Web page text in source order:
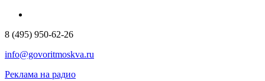
8 (495) 950-62-26
info@govoritmoskva.ru
Реклама на радио